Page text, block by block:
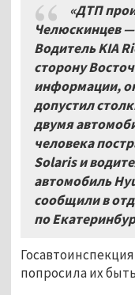
«ДТП
Челюскинцев
Водитель KIA
сторону
информации,
допустил
двумя
человека
Solaris и
автомобиль
сообщили в
по
попросила их